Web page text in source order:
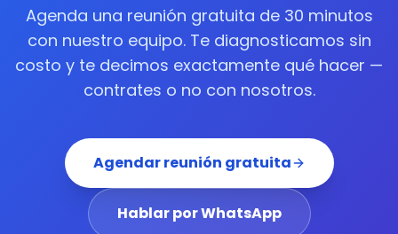
Agenda una reunión gratuita de 30 minutos
con nuestro equipo. Te diagnosticamos sin
costo y te decimos exactamente qué hacer —
contrates o no con nosotros.
Agendar reunión gratuita
Hablar por WhatsApp